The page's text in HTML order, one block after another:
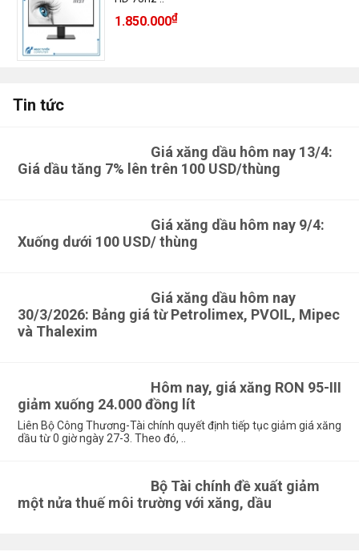
1.850.000₫
Tin tức
Giá xăng dầu hôm nay 13/4:
Giá dầu tăng 7% lên trên 100 USD/thùng
Giá xăng dầu hôm nay 9/4:
Xuống dưới 100 USD/ thùng
Giá xăng dầu hôm nay
30/3/2026: Bảng giá từ Petrolimex, PVOIL, Mipec
và Thalexim
Hôm nay, giá xăng RON 95-III
giảm xuống 24.000 đồng lít
Liên Bộ Công Thương-Tài chính quyết định tiếp tục giảm giá xăng
dầu từ 0 giờ ngày 27-3. Theo đó, ..
Bộ Tài chính đề xuất giảm
một nửa thuế môi trường với xăng, dầu